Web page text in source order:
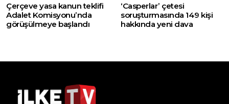
Çerçeve yasa kanun teklifi
Adalet Komisyonu’nda
görüşülmeye başlandı
‘Casperlar’ çetesi
soruşturmasında 149 kişi
hakkında yeni dava